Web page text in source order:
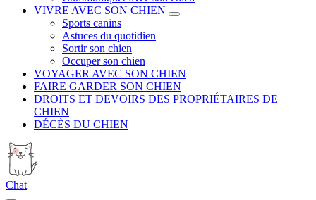
VIVRE AVEC SON CHIEN
Sports canins
Astuces du quotidien
Sortir son chien
Occuper son chien
VOYAGER AVEC SON CHIEN
FAIRE GARDER SON CHIEN
DROITS ET DEVOIRS DES PROPRIÉTAIRES DE
CHIEN
DÉCÈS DU CHIEN
Chat